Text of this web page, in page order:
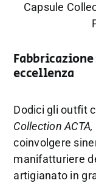
Capsule
eccellenza
Dodici gli outfit
Collection ACTA,
coinvolgere
manifatturiere
artigianato in